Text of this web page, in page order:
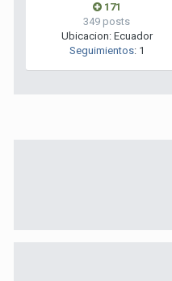
171
349 posts
Ubicacion: Ecuador
Seguimientos: 1